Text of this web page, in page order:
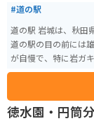
#道の駅
道の駅 岩城は、秋田
道の駅の目の前には雄大な海が広
が自慢で、特に岩ガ
気です。レストランで
は、地元産の海産物
おすすめです。 バイクで訪れる場合、道の駅には広い駐車場が完備されてい
るので安心です。日
徳水園・円筒